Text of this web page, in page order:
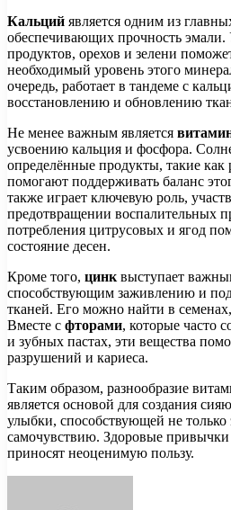
Кальций является одним из
обеспечивающих прочность
продуктов, орехов и зелени
необходимый уровень этого
очередь, работает в тандеме с
восстановлению и обновлению
Не менее важным является
усвоению кальция и фосфора.
определённые продукты, такие
помогают поддерживать баланс
также играет ключевую роль,
предотвращении воспалительных
потребления цитрусовых и ягод
состояние десен.
Кроме того, цинк выступает
способствующим заживлению и
тканей. Его можно найти в
Вместе с фторами, которые часто
и зубных пастах, эти вещества
разрушений и кариеса.
Таким образом, разнообразие
является основой для создания
улыбки, способствующей не
самочувствию. Здоровые
приносят неоценимую пользу.